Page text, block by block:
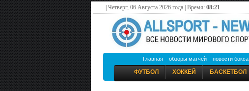
| Четверг, 06 Августа 2026 года | Время: 08:21
Главная обзоры матчей новости бокса
ФУТБОЛ ХОККЕЙ БАСКЕТБОЛ